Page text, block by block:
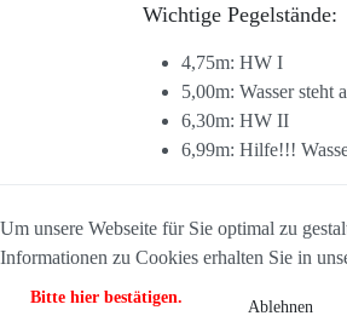
Wichtige Pegelstände:
4,75m: HW I
5,00m: Wasser steht
6,30m: HW II
6,99m: Hilfe!!!
Um unsere Webseite für Sie optimal zu
Informationen zu Cookies erhalten Sie in
Bitte hier bestätigen.
Ablehnen